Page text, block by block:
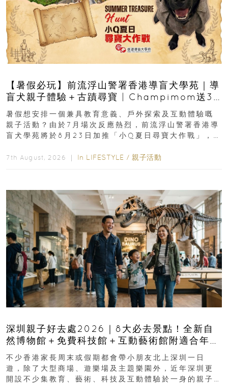
【暑假必玩】前流浮山警署香港導盲犬學苑｜導
盲犬親子體驗＋古蹟尋寶 | Champimom送3
組免費名額
暑假想安排一個兼具教育意義、戶外探索及互動體驗嘅
親子活動？由於7月場次反應熱烈，前流浮山警署香港導
盲犬學苑將於8月23日加推「小Q夏日尋寶大作戰」，家
7th August, 2026 ｜ In LIFESTYLE / 親子活動
深圳親子好去處2026｜8大必去景點！全新自
然博物館＋免費科技館＋互動藝術館附適合年
齡、交通、門票、開放時間
不少香港家長周末或假期都會帶小朋友北上深圳一日
遊，除了大型商場、遊樂場及主題樂園外，近年深圳更
開設不少集教育、藝術、科技及互動體驗於一身的親子